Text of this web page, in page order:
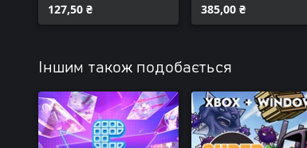
127,50 ₴ 385,00 ₴
Іншим також подобається